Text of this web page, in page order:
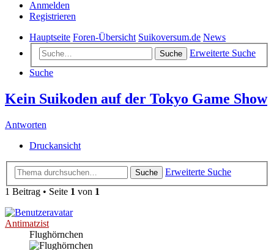
Anmelden
Registrieren
Hauptseite Foren-Übersicht Suikoversum.de News
Suche
Erweiterte Suche
Suche
Kein Suikoden auf der Tokyo Game Show
Antworten
Druckansicht
Suche
Erweiterte Suche
1 Beitrag • Seite 1 von 1
Antimatzist
Flughörnchen